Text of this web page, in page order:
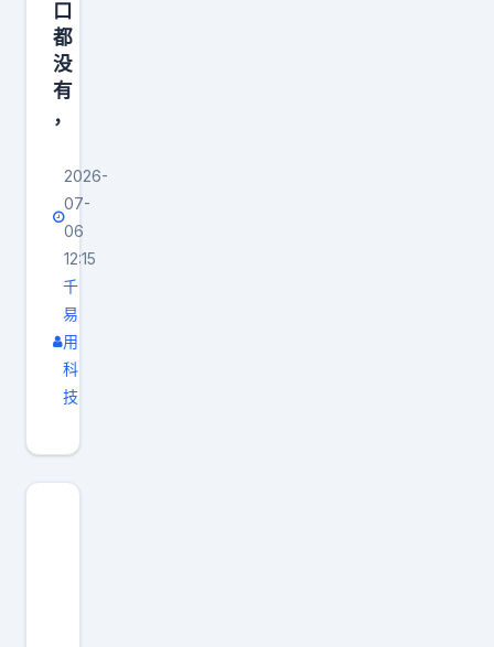
口
都
没
有
，
2026-
07-
06
12:15
千
易
用
科
技